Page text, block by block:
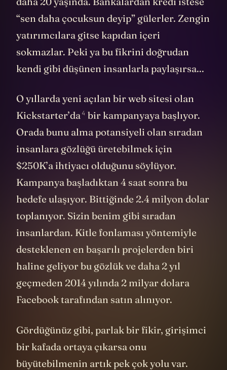
“sen daha çocuksun deyip” gülerler. Zengin
yatırımcılara gitse kapıdan içeri
sokmazlar. Peki ya bu fikrini doğrudan
kendi gibi düşünen insanlarla paylaşırsa...
O yıllarda yeni açılan bir web sitesi olan
Kickstarter’da4 bir kampanyaya başlıyor.
Orada bunu alma potansiyeli olan sıradan
insanlara gözlüğü üretebilmek için
$250K’a ihtiyacı olduğunu söylüyor.
Kampanya başladıktan 4 saat sonra bu
hedefe ulaşıyor. Bittiğinde 2.4 milyon dolar
toplanıyor. Sizin benim gibi sıradan
insanlardan. Kitle fonlaması yöntemiyle
desteklenen en başarılı projelerden biri
haline geliyor bu gözlük ve daha 2 yıl
geçmeden 2014 yılında 2 milyar dolara
Facebook tarafından satın alınıyor.
Gördüğünüz gibi, parlak bir fikir, girişimci
bir kafada ortaya çıkarsa onu
büyütebilmenin artık pek çok yolu var.